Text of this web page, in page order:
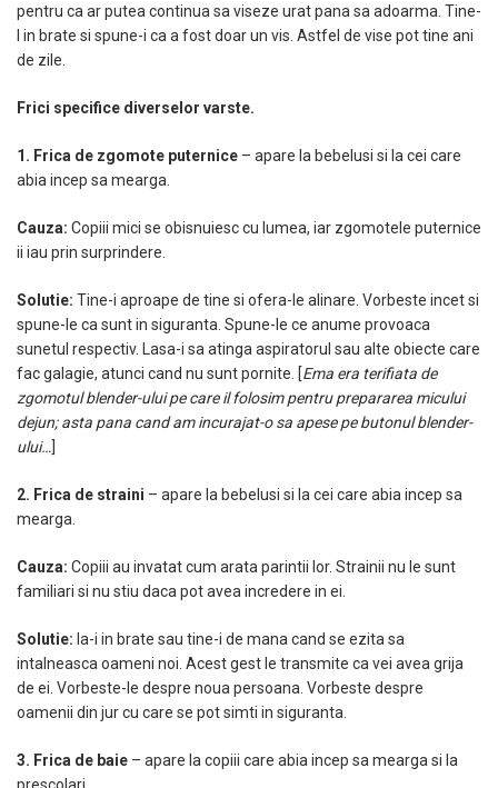
pentru ca ar putea continua sa viseze urat pana sa adoarma. Tine-
l in brate si spune-i ca a fost doar un vis. Astfel de vise pot tine ani
de zile.
Frici specifice diverselor varste.
1. Frica de zgomote puternice – apare la bebelusi si la cei care
abia incep sa mearga.
Cauza: Copiii mici se obisnuiesc cu lumea, iar zgomotele puternice
ii iau prin surprindere.
Solutie: Tine-i aproape de tine si ofera-le alinare. Vorbeste incet si
spune-le ca sunt in siguranta. Spune-le ce anume provoaca
sunetul respectiv. Lasa-i sa atinga aspiratorul sau alte obiecte care
fac galagie, atunci cand nu sunt pornite. [Ema era terifiata de
zgomotul blender-ului pe care il folosim pentru prepararea micului
dejun; asta pana cand am incurajat-o sa apese pe butonul blender-
ului…
2. Frica de straini – apare la bebelusi si la cei care abia incep sa
mearga.
Cauza: Copiii au invatat cum arata parintii lor. Strainii nu le sunt
familiari si nu stiu daca pot avea incredere in ei.
Solutie: Ia-i in brate sau tine-i de mana cand se ezita sa
intalneasca oameni noi. Acest gest le transmite ca vei avea grija
de ei. Vorbeste-le despre noua persoana. Vorbeste despre
oamenii din jur cu care se pot simti in siguranta.
3. Frica de baie – apare la copiii care abia incep sa mearga si la